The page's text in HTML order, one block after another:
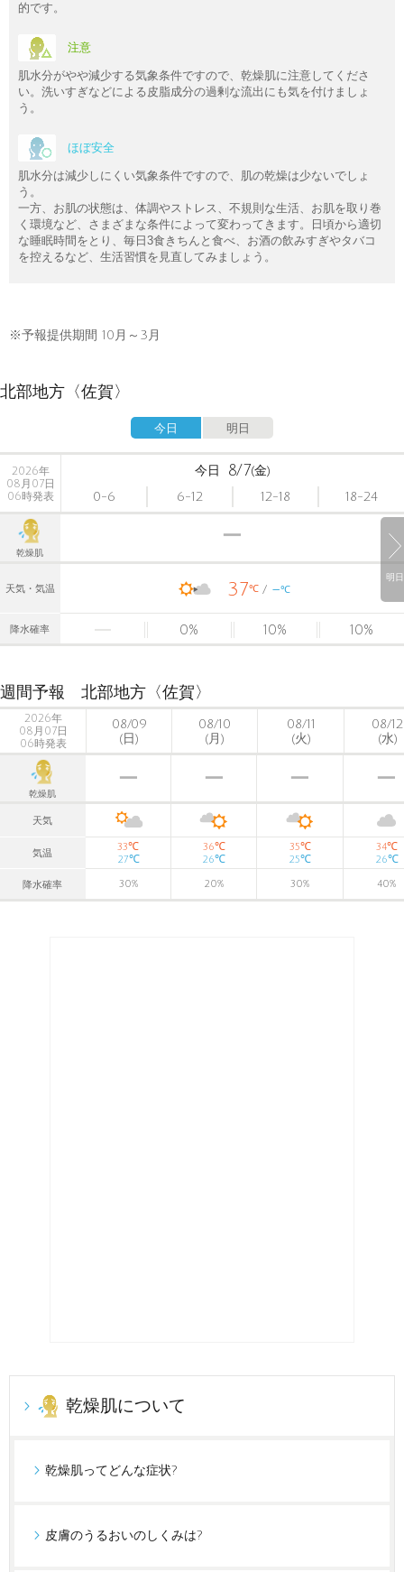
的です。
注意
肌水分がやや減少する気象条件ですので、乾燥肌に注意してくださ
い。洗いすぎなどによる皮脂成分の過剰な流出にも気を付けましょ
う。
ほぼ安全
肌水分は減少しにくい気象条件ですので、肌の乾燥は少ないでしょ
う。
一方、お肌の状態は、体調やストレス、不規則な生活、お肌を取り巻
く環境など、さまざまな条件によって変わってきます。日頃から適切
な睡眠時間をとり、毎日3食きちんと食べ、お酒の飲みすぎやタバコ
を控えるなど、生活習慣を見直してみましょう。
※予報提供期間 10月～3月
北部地方〈佐賀〉
今日 明日
明日
2026年
08月07日
06時発表
今日 8/7(金)
0-6
6-12 12-18 18-24
乾燥肌
天気・気温 37℃ -℃
降水確率 0% 10% 10%
週間予報 北部地方〈佐賀〉
2026年
08月07日
06時発表
08/09
(日)
08/10
(月)
08/11
(火)
08/12
(水)
乾燥肌
天気
気温
33℃
27℃
36℃
26℃
35℃
25℃
34℃
26℃
降水確率 30% 20% 30% 40%
乾燥肌について
乾燥肌ってどんな症状?
皮膚のうるおいのしくみは?